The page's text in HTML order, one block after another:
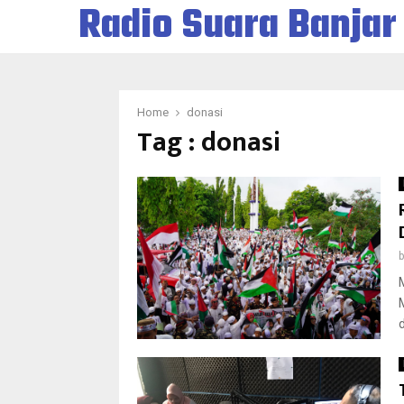
Radio Suara Banjar
Home donasi
Tag : donasi